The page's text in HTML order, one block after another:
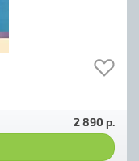
2 890 р.